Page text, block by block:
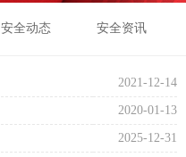
安全动态 安全资讯
2021-12-14
2020-01-13
2025-12-31